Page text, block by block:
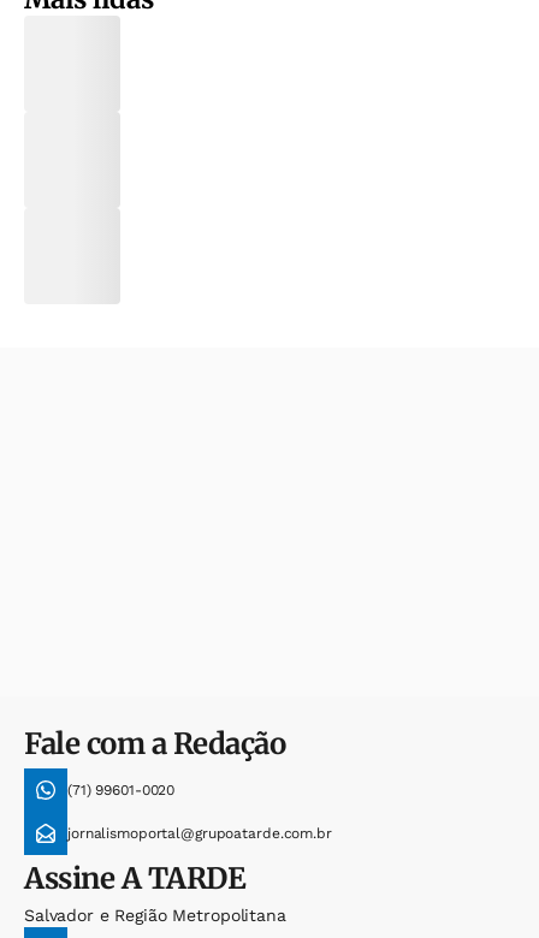
Fale com a Redação
(71) 99601-0020
jornalismoportal@grupoatarde.com.br
AssineA TARDE
Salvador e Região Metropolitana